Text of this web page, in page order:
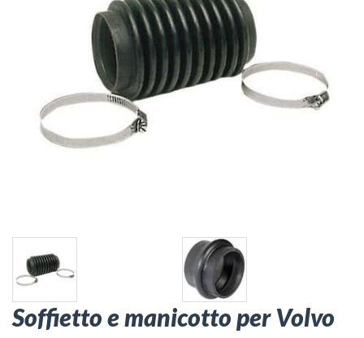
Soffietto e manicotto per Volvo